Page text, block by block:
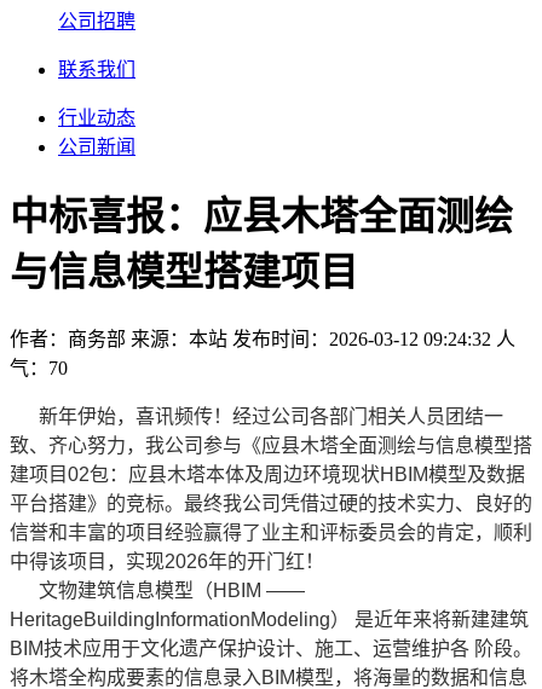
公司招聘
联系我们
行业动态
公司新闻
中标喜报：应县木塔全面测绘
与信息模型搭建项目
作者：商务部 来源：本站 发布时间：2026-03-12 09:24:32 人
气：70
新年伊始，喜讯频传！经过公司各部门相关人员团结一
致、齐心努力，我公司参与《应县木塔全面测绘与信息模型搭
建项目02包：应县木塔本体及周边环境现状HBIM模型及数据
平台搭建》的竞标。最终我公司凭借过硬的技术实力、良好的
信誉和丰富的项目经验赢得了业主和评标委员会的肯定，顺利
中得该项目，实现2026年的开门红！
文物建筑信息模型（HBIM ——
HeritageBuildingInformationModeling） 是近年来将新建建筑
BIM技术应用于文化遗产保护设计、施工、运营维护各 阶段。
将木塔全构成要素的信息录入BIM模型，将海量的数据和信息